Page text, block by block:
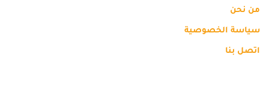
من نحن
سياسة الخصوصية
اتصل بنا